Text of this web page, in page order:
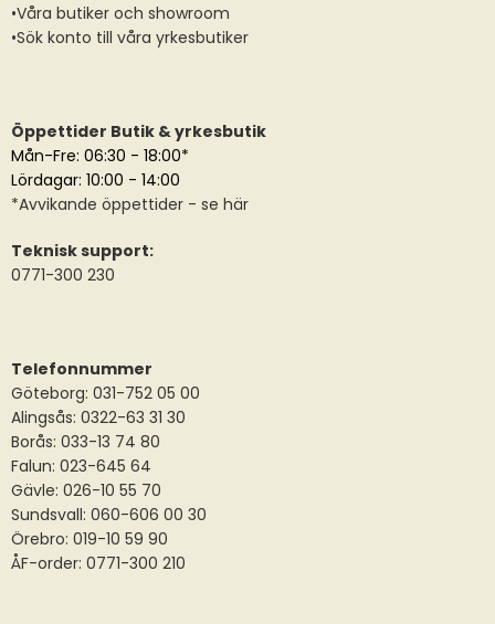
•Våra butiker och showroom
•Sök konto till våra yrkesbutiker
Öppettider Butik & yrkesbutik
Mån-Fre: 06:30 - 18:00*
Lördagar: 10:00 - 14:00
*Avvikande öppettider - se här
Teknisk support:
0771-300 230
Telefonnummer
Göteborg: 031-752 05 00
Alingsås: 0322-63 31 30
Borås: 033-13 74 80
Falun: 023-645 64
Gävle: 026-10 55 70
Sundsvall: 060-606 00 30
Örebro: 019-10 59 90
ÅF-order: 0771-300 210